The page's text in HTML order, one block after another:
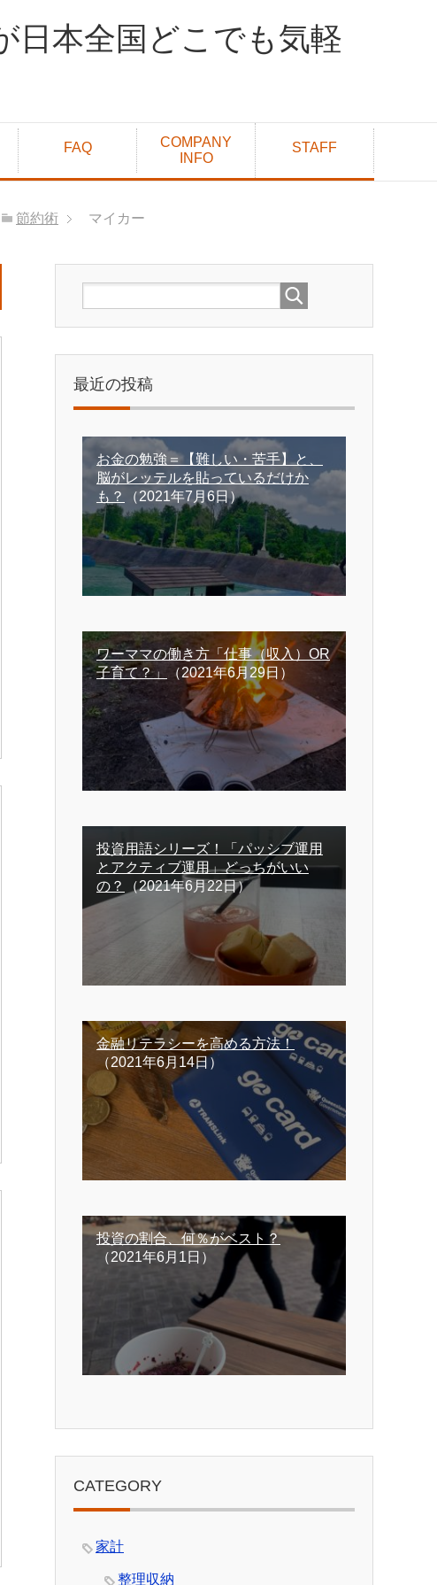
日本全国どこでも気軽
FAQ
COMPANY
INFO
STAFF
節約術 マイカー
最近の投稿
お金の勉強＝【難しい・苦手】と、
脳がレッテルを貼っているだけか
も？
（2021年7月6日）
ワーママの働き方「仕事（収入）OR
子育て？」
（2021年6月29日）
投資用語シリーズ！「パッシブ運用
とアクティブ運用」どっちがいい
の？
（2021年6月22日）
金融リテラシーを高める方法！
（2021年6月14日）
投資の割合、何％がベスト？
（2021年6月1日）
CATEGORY
家計
整理収納